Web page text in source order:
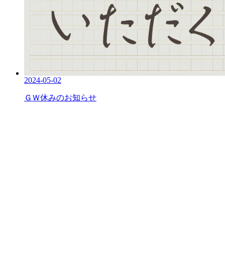
2024-05-02
ＧＷ休みのお知らせ